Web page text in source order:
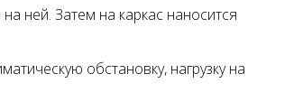
ней. Затем на каркас наносится
обстановку, нагрузку на